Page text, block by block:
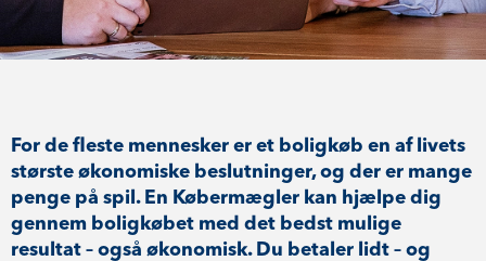
For de fleste mennesker er et boligkøb en af livets
største økonomiske beslutninger, og der er mange
penge på spil. En Købermægler kan hjælpe dig
gennem boligkøbet med det bedst mulige
resultat – også økonomisk. Du betaler lidt – og